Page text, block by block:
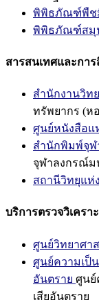
พิพิธภัณฑ์พืช
พิพิธภัณฑ์สมุ
สารสนเทศและกา
สำนักงานวิท
ทรัพยากร (ห
ศูนย์หนังสือแ
สำนักพิมพ์จุฬ
จุฬาลงกรณ์ม
สถานีวิทยุแห่
บริการตรวจวิเคร
ศูนย์วิทยาศา
ศูนย์ความเป็
อันตราย ศูนย์
เสียอันตราย